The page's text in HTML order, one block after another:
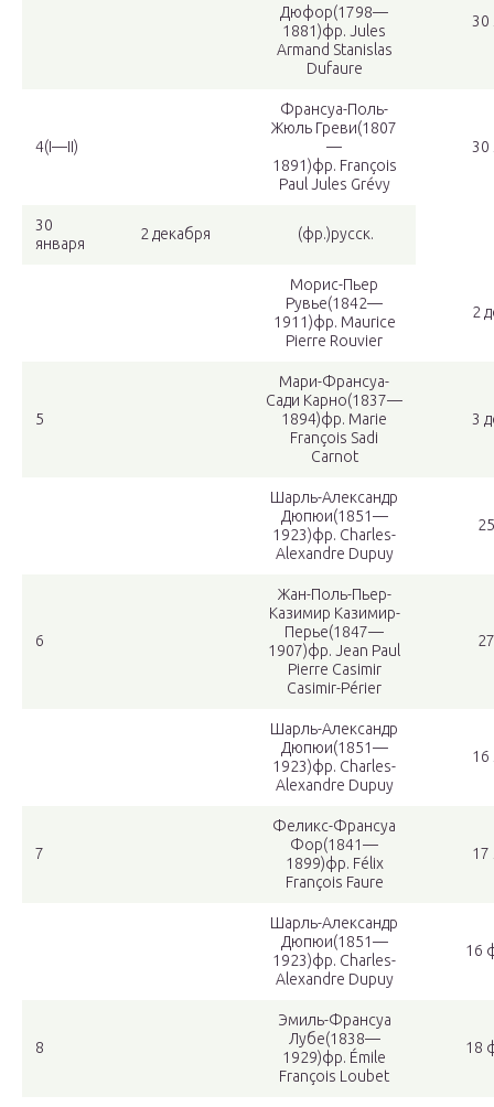
Дюфор(1798—
1881)фр. Jules
Armand Stanislas
Dufaure
30
4(I—II)
Франсуа-Поль-
Жюль Греви(1807
—
1891)фр. François
Paul Jules Grévy
30
30
января
2 декабря (фр.)русск.
Морис-Пьер
Рувье(1842—
1911)фр. Maurice
Pierre Rouvier
2
5
Мари-Франсуа-
Сади Карно(1837—
1894)фр. Marie
François Sadi
Carnot
3
Шарль-Александр
Дюпюи(1851—
1923)фр. Charles-
Alexandre Dupuy
6
Жан-Поль-Пьер-
Казимир Казимир-
Перье(1847—
1907)фр. Jean Paul
Pierre Casimir
Casimir-Périer
Шарль-Александр
Дюпюи(1851—
1923)фр. Charles-
Alexandre Dupuy
16
7
Феликс-Франсуа
Фор(1841—
1899)фр. Félix
François Faure
17
Шарль-Александр
Дюпюи(1851—
1923)фр. Charles-
Alexandre Dupuy
16
8
Эмиль-Франсуа
Лубе(1838—
1929)фр. Émile
François Loubet
18